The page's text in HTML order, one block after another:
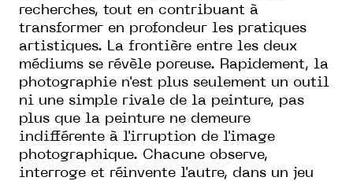
recherches, tout en contribuant à
transformer en profondeur les pratiques
artistiques. La frontière entre les deux
médiums se révèle poreuse. Rapidement, la
photographie n'est plus seulement un outil
ni une simple rivale de la peinture, pas
plus que la peinture ne demeure
indifférente à l'irruption de l'image
photographique. Chacune observe,
interroge et réinvente l'autre, dans un jeu